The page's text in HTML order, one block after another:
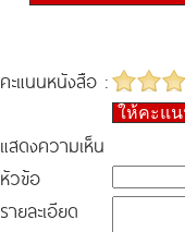
คะแนนหนังสือ :
ให้คะแ
แสดงความเห็น
หัวข้อ
รายละเอียด